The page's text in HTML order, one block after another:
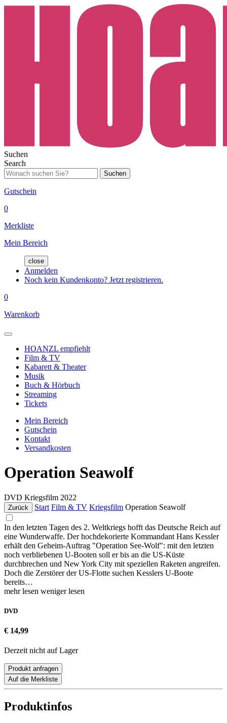
Suchen
Search
Suchen
Gutschein
0
Merkliste
Mein Bereich
close
Anmelden
Noch kein Kundenkonto? Jetzt registrieren.
0
Warenkorb
HOANZL empfiehlt
Film & TV
Kabarett & Theater
Musik
Buch & Hörbuch
Streaming
Tickets
Mein Bereich
Gutschein
Kontakt
Versandkosten
Operation Seawolf
DVD Kriegsfilm 2022
Zurück Start Film & TV Kriegsfilm Operation Seawolf
In den letzten Tagen des 2. Weltkriegs hofft das Deutsche Reich auf
eine Wunderwaffe. Der hochdekorierte Kommandant Hans Kessler
erhält den Geheim-Auftrag "Operation See-Wolf": mit den letzten
noch verbliebenen U-Booten soll er bis an die US-Küste
durchbrechen und New York City mit speziellen Raketen angreifen.
Doch die Zerstörer der US-Flotte suchen Kesslers U-Boote
bereits…
mehr lesen weniger lesen
DVD
€ 14,99
Derzeit nicht auf Lager
Produkt anfragen
Auf die Merkliste
Produktinfos